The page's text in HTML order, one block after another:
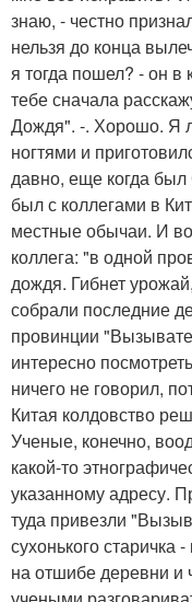
знаю, - честно
нельзя до конца
я тогда пошел? - он в
тебе сначала
Дождя". -. Хорошо. Я
ногтями и
давно, еще когда
был с коллегами в
местные обычаи. И
коллега: "в одной
дождя. Гибнет
собрали последние
провинции
интересно
ничего не говорил,
Китая колдовство
Ученые, конечно,
какой-то
указанному адресу.
туда привезли
сухонького старичка
на отшибе деревни и